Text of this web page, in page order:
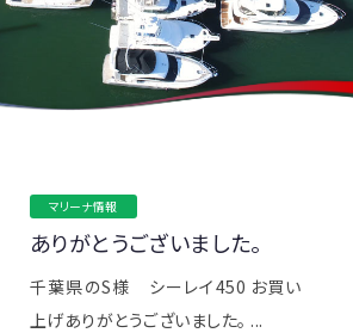
マリーナ情報
ありがとうございました。
千葉県のS様 シーレイ450 お買い
上げありがとうございました。 ...